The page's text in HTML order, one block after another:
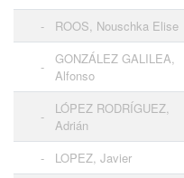
- ROOS, Nouschka Elise
-
GONZÁLEZ GALILEA,
Alfonso
-
LÓPEZ RODRÍGUEZ,
Adrián
- LOPEZ, Javier